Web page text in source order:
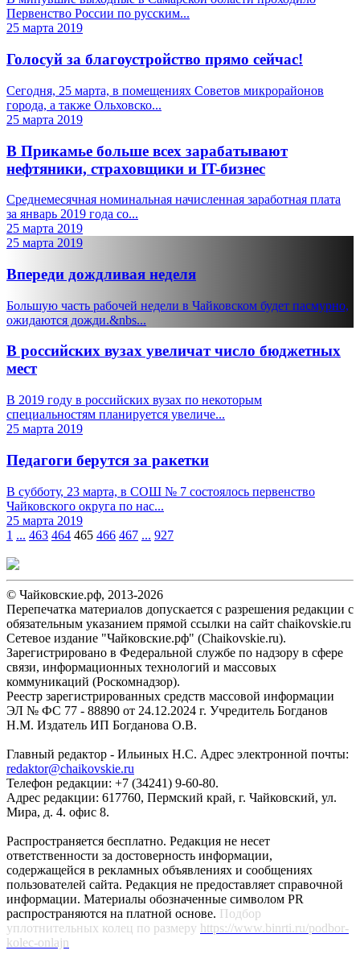
Первенство России по русским...
25 марта 2019
Голосуй за благоустройство прямо сейчас!
Сегодня, 25 марта, в помещениях Советов микрорайонов
города, а также Ольховско...
25 марта 2019
В Прикамье больше всех зарабатывают
нефтяники, страховщики и IT-бизнес
Среднемесячная номинальная начисленная заработная плата
за январь 2019 года со...
25 марта 2019
25 марта 2019
Впереди дождливая неделя
Большую часть рабочей недели в Чайковском будет пасмурно,
ожидаются дожди.&nbs...
В российских вузах увеличат число бюджетных
мест
В 2019 году в российских вузах по некоторым
специальностям планируется увеличе...
25 марта 2019
Педагоги берутся за ракетки
В субботу, 23 марта, в СОШ № 7 состоялось первенство
Чайковского округа по нас...
25 марта 2019
1 ... 463 464 465 466 467 ... 927
© Чайковские.рф, 2013-2026
Перепечатка материалов допускается с разрешения редакции с
обязательным указанием прямой ссылки на сайт chaikovskie.ru
Сетевое издание "Чайковские.рф" (Chaikovskie.ru).
Зарегистрировано в Федеральной службе по надзору в сфере
связи, информационных технологий и массовых
коммуникаций (Роскомнадзор).
Реестр зарегистрированных средств массовой информации
ЭЛ № ФС 77 - 88890 от 24.12.2024 г. Учредитель Богданов
Н.М. Издатель ИП Богданова О.В.
Главный редактор - Ильиных Н.С. Адрес электронной почты:
redaktor@chaikovskie.ru
Телефон редакции: +7 (34241) 9-60-80.
Адрес редакции: 617760, Пермский край, г. Чайковский, ул.
Мира, д. 4. офис 8.
Распространяется бесплатно. Редакция не несет
ответственности за достоверность информации,
содержащейся в рекламных объявлениях и сообщениях
пользователей сайта. Редакция не предоставляет справочной
информации. Материалы обозначенные символом PR
распространяются на платной основе. Подбор
уплотнительных колец по размеру https://www.binrti.ru/podbor-
kolec-onlajn